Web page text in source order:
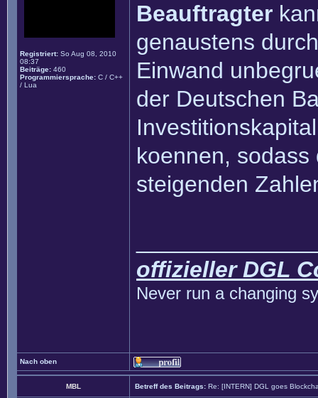
Registriert: So Aug 08, 2010
08:37
Beiträge: 460
Programmiersprache: C / C++
/ Lua
Beauftragter
genaustens
Einwand
der Deutschen
koennen, sodass
steigenden
offizieller DGL
Never run a changing
Nach oben
MBL Betreff des Beitrags: Re: [INTERN] DGL goes